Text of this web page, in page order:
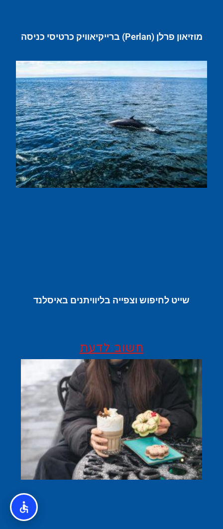
מוזיאון פרלן (Perlan) ברייקיאוויק כרטיסי כניסה
שייט לחיפוש וצפייה בליוויתנים באיסלנד
חשוב לדעת